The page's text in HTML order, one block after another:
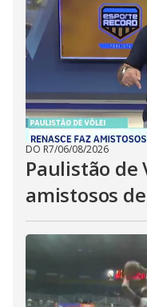
DO R7/06/08/2026
Paulistão de
amistosos